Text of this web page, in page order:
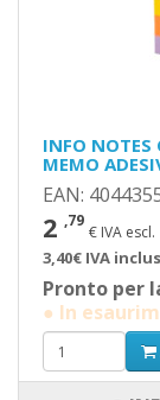
INFO NOTES
MEMO
EAN:
2 ,79
€ IVA escl.
3,40€ IVA
Pronto per
● In